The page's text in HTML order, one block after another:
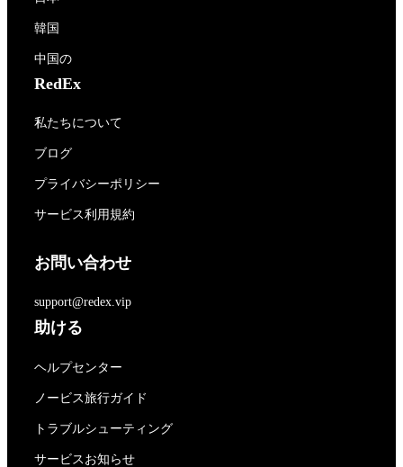
韓国
中国の
RedEx
私たちについて
ブログ
プライバシーポリシー
サービス利用規約
お問い合わせ
support@redex.vip
助ける
ヘルプセンター
ノービス旅行ガイド
トラブルシューティング
サービスお知らせ